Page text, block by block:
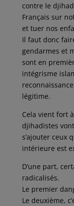
contre le
Français sur
et tuer nos
Il faut donc
gendarmes et
sont en
intégrisme
légitime.
Cela vient fort
djihadistes
s’ajouter ceux
intérieure est
D’une part,
radicalisés.
Le premier
Le deuxième,